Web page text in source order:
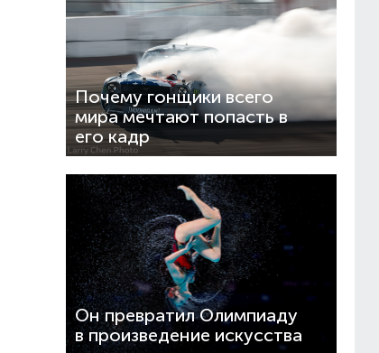
Почему гонщики всего
мира мечтают попасть в
его кадр
Он превратил Олимпиаду
в произведение искусства